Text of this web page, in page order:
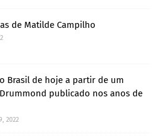
de Matilde Campilho
Brasil de hoje a partir de um
publicado nos anos de
2022